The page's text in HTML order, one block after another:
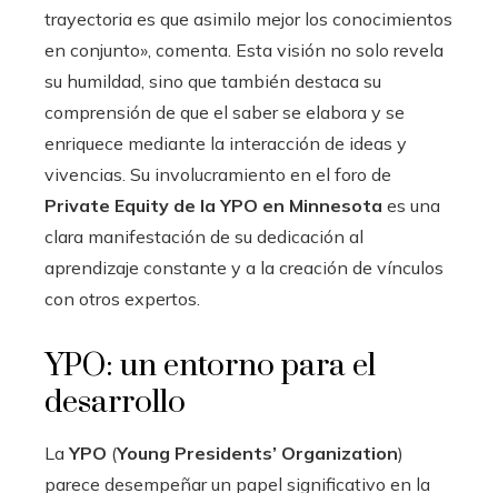
trayectoria es que asimilo mejor los conocimientos
en conjunto», comenta. Esta visión no solo revela
su humildad, sino que también destaca su
comprensión de que el saber se elabora y se
enriquece mediante la interacción de ideas y
vivencias. Su involucramiento en el foro de
Private Equity de la YPO en Minnesota es una
clara manifestación de su dedicación al
aprendizaje constante y a la creación de vínculos
con otros expertos.
YPO: un entorno para el
desarrollo
LaYPO (Young Presidents’ Organization)
parece desempeñar un papel significativo en la